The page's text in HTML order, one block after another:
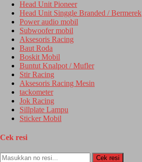
Head Unit Pioneer
Head Unit Singgle Branded / Bermerek
Power audio mobil
Subwoofer mobil
Aksesoris Racing
Baut Roda
Boskit Mobil
Buntut Knalpot / Mufler
Stir Racing
Aksesoris Racing Mesin
tackometer
Jok Racing
Sillplate Lampu
Sticker Mobil
Cek resi
Cek resi